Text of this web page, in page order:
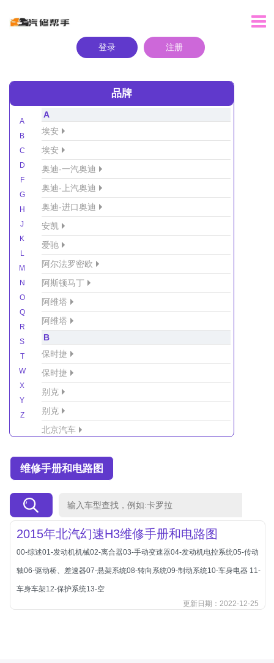
登录 注册
品牌
A
B
C
D
F
G
H
J
K
L
M
N
O
Q
R
S
T
W
X
Y
Z
A
埃安
埃安
奥迪-一汽奥迪
奥迪-上汽奥迪
奥迪-进口奥迪
安凯
爱驰
阿尔法罗密欧
阿斯顿马丁
阿维塔
阿维塔
B
保时捷
保时捷
别克
别克
北京汽车
北京越野车
北汽制造
维修手册和电路图
2015年北汽幻速H3维修手册和电路图
00-综述01-发动机机械02-离合器03-手动变速器04-发动机电控系统05-传动
轴06-驱动桥、差速器07-悬架系统08-转向系统09-制动系统10-车身电器 11-
车身车架12-保护系统13-空
更新日期：2022-12-25